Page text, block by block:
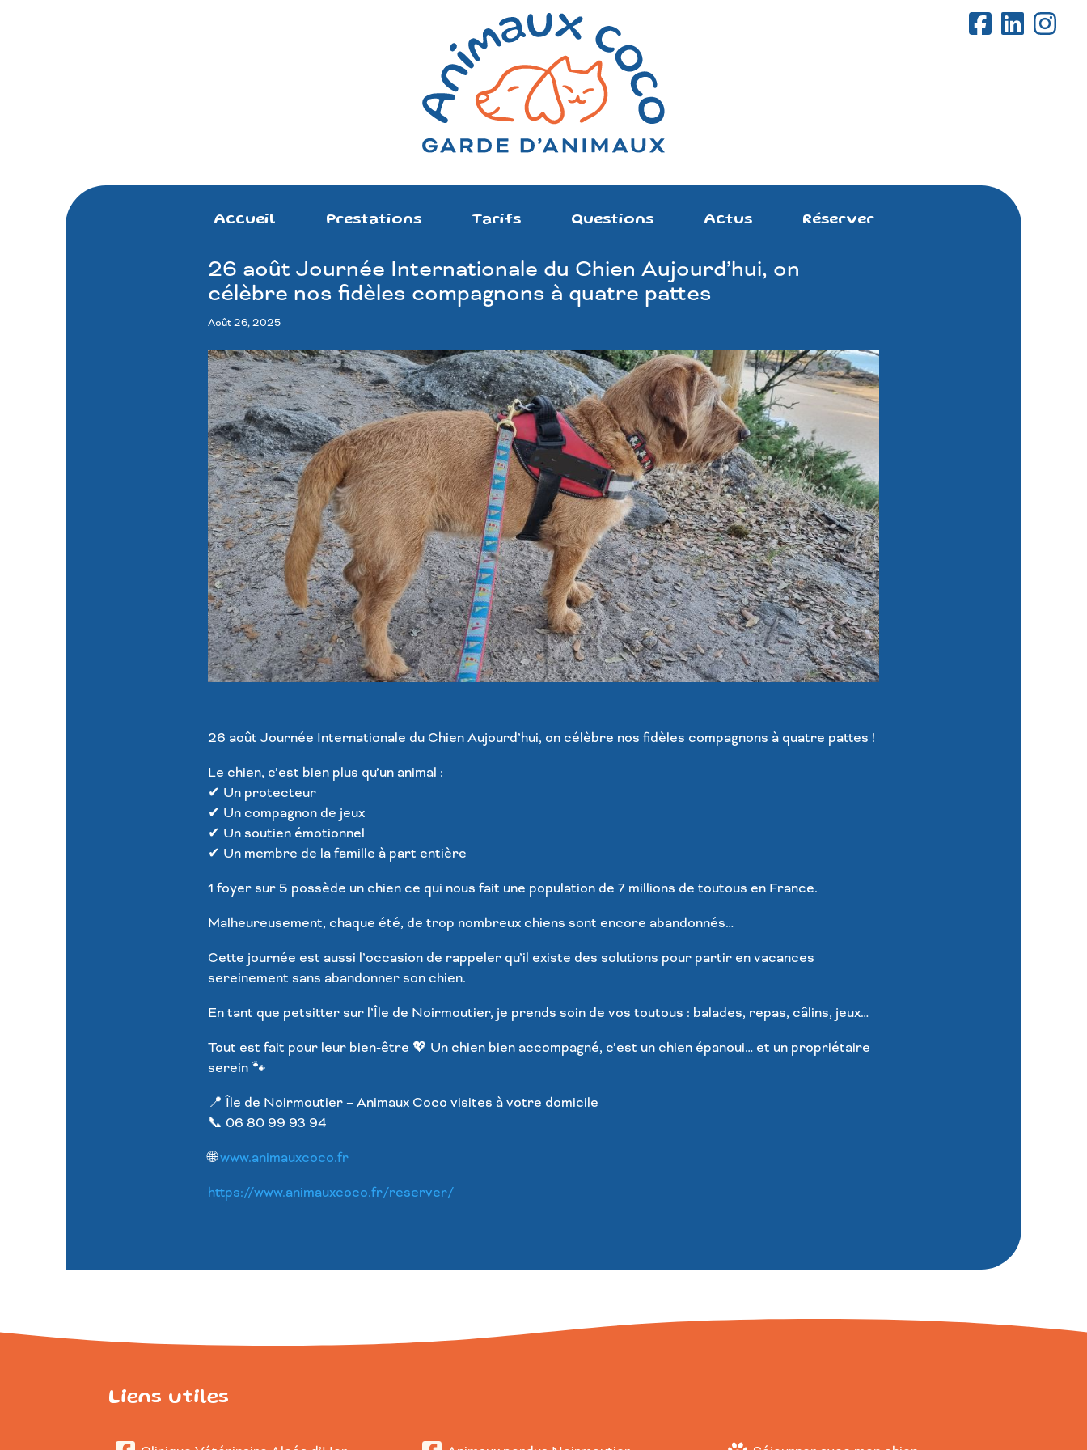
Accueil Prestations Tarifs Questions Actus Réserver
26 août Journée Internationale du Chien Aujourd’hui, on
célèbre nos fidèles compagnons à quatre pattes
Août 26, 2025
26 août Journée Internationale du Chien Aujourd’hui, on célèbre nos fidèles compagnons à quatre pattes !
Le chien, c’est bien plus qu’un animal :
✔ Un protecteur
✔ Un compagnon de jeux
✔ Un soutien émotionnel
✔ Un membre de la famille à part entière
1 foyer sur 5 possède un chien ce qui nous fait une population de 7 millions de toutous en France.
Malheureusement, chaque été, de trop nombreux chiens sont encore abandonnés…
Cette journée est aussi l’occasion de rappeler qu’il existe des solutions pour partir en vacances
sereinement sans abandonner son chien.
En tant que petsitter sur l’Île de Noirmoutier, je prends soin de vos toutous : balades, repas, câlins, jeux…
Tout est fait pour leur bien-être 💖 Un chien bien accompagné, c’est un chien épanoui… et un propriétaire
serein 🐾
📍 Île de Noirmoutier – Animaux Coco visites à votre domicile
📞 06 80 99 93 94
🌐www.animauxcoco.fr
https://www.animauxcoco.fr/reserver/
Liens utiles